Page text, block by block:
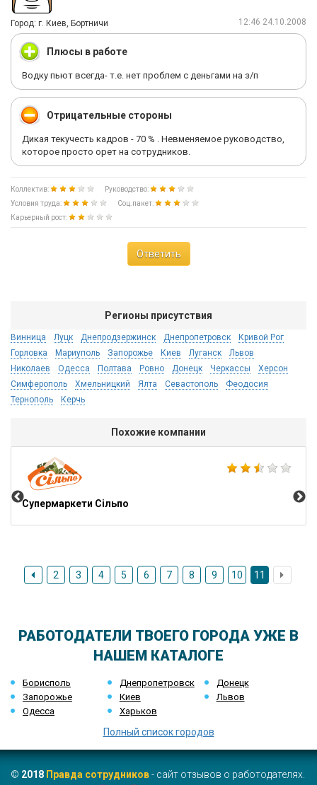
Город: г. Киев, Бортничи 12:46 24.10.2008
Плюсы в работе
Водку пьют всегда- т.е. нет проблем с деньгами на з/п
Отрицательные стороны
Дикая текучесть кадров - 70 % . Невменяемое руководство,
которое просто орет на сотрудников.
Коллектив:
Руководство:
Условия труда:
Соц.пакет:
Карьерный рост:
Ответить
Регионы присутствия
Винница Луцк Днепродзержинск Днепропетровск
Кривой Рог
Горловка
Мариуполь Запорожье Киев Луганск
Львов
Николаев
Одесса Полтава Ровно Донецк Черкассы
Херсон
Симферополь
Хмельницкий Ялта Севастополь
Феодосия
Тернополь
Керчь
Похожие компании
Супермаркети Сільпо
2 3 4 5 6 7 8 9 10 11
РАБОТОДАТЕЛИ ТВОЕГО ГОРОДА УЖЕ В
НАШЕМ КАТАЛОГЕ
Борисполь Днепропетровск
Донецк
Запорожье
Киев
Львов
Одесса
Харьков
Полный список городов
© 2018 Правда сотрудников- сайт отзывов о работодателях.